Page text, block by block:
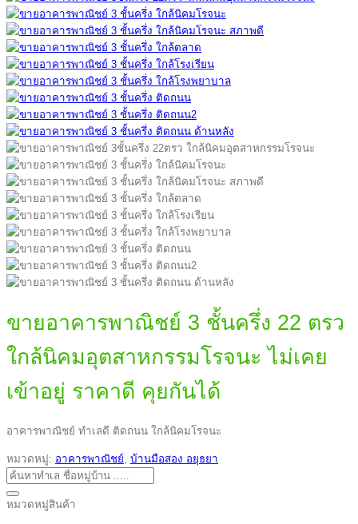
ขายอาคารพาณิชย์ 3 ชั้นครึ่ง 22 ตรว
ใกล้นิคมอุตสาหกรรมโรจนะ ไม่เคย
เข้าอยู่ ราคาดี คุยกันได้
อาคารพาณิชย์ ทำเลดี ติดถนน ใกล้นิคมโรจนะ
หมวดหมู่: อาคารพาณิชย์ บ้านมือสอง อยุธยา
ค้นหา:
หมวดหมู่สินค้า